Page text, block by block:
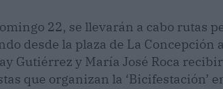
22, se llevarán a cabo rutas
desde la plaza de La Concepción
Gutiérrez y María José Roca
que organizan la ‘Bicifestación’